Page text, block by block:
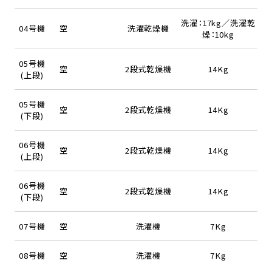
04号機 空 洗濯乾燥機
洗濯：17kg／洗濯乾
燥：10kg
05号機
(上段)
空 2段式乾燥機 14Kg
05号機
(下段)
空 2段式乾燥機 14Kg
06号機
(上段)
空 2段式乾燥機 14Kg
06号機
(下段)
空 2段式乾燥機 14Kg
07号機 空 洗濯機 7Kg
08号機 空 洗濯機 7Kg